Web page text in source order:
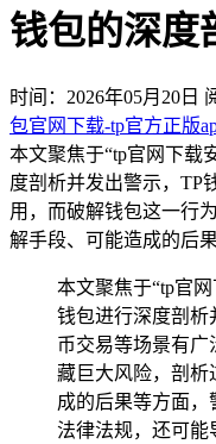
钱包的深度
时间：2026年05月20日
包官网下载-tp官方正版
本文聚焦于“tp官网下载
度剖析并发出警示，TP
用，而破解钱包这一行
解手段、可能造成的后
本文聚焦于“tp官
钱包进行深度剖析
币交易等场景有
藏巨大风险，剖析
成的后果等方面，
法律法规，还可能